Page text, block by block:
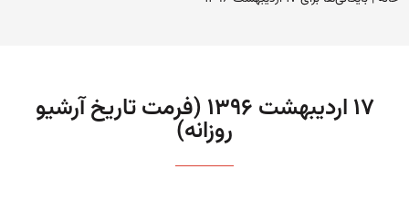
۱۷ اردیبهشت ۱۳۹۶ (فرمت تاریخ آرشیو
روزانه)